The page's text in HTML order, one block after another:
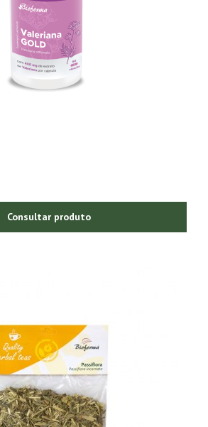
Consultar produto